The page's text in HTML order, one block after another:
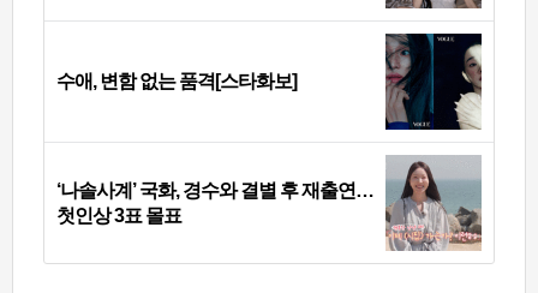
수애, 변함 없는 품격[스타화보]
‘나솔사계’ 국화, 경수와 결별 후 재출연…
첫인상 3표 몰표